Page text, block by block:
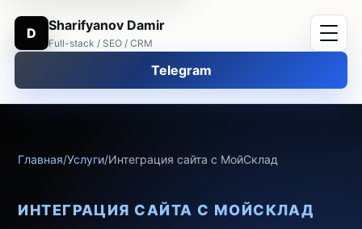
D Sharifyanov Damir
Full-stack / SEO / CRM
Telegram
Главная/Услуги/Интеграция сайта с МойСклад
ИНТЕГРАЦИЯ САЙТА С МОЙСКЛАД